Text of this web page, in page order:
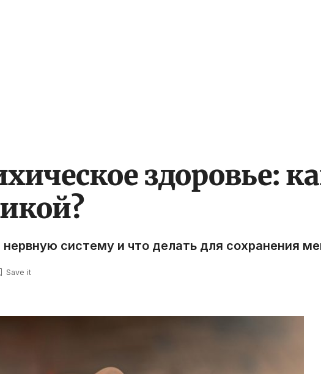
здоровье:
систему и что делать для сохранения